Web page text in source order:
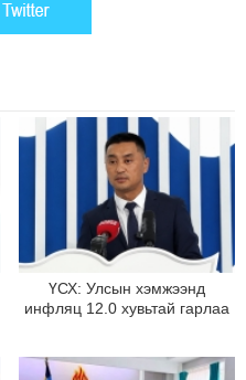
ҮСХ: Улсын хэмжээнд
инфляц 12.0 хувьтай гарлаа